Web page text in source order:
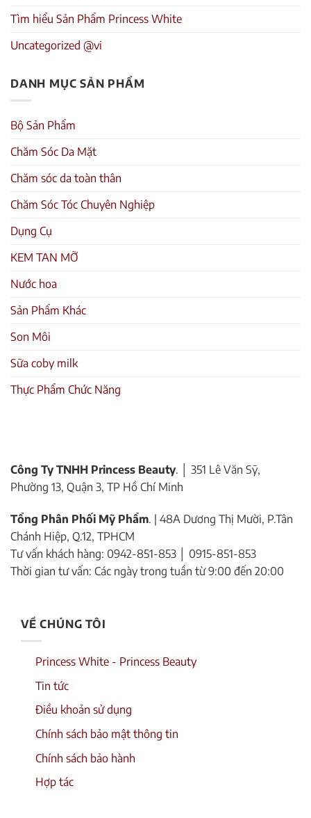
Tìm hiểu Sản Phẩm Princess White
Uncategorized @vi
DANH MỤC SẢN PHẨM
Bộ Sản Phẩm
Chăm Sóc Da Mặt
Chăm sóc da toàn thân
Chăm Sóc Tóc Chuyên Nghiệp
Dụng Cụ
KEM TAN MỠ
Nước hoa
Sản Phẩm Khác
Son Môi
Sữa coby milk
Thực Phẩm Chức Năng
Công Ty TNHH Princess Beauty. │ 351 Lê Văn Sỹ,
Phường 13, Quận 3, TP Hồ Chí Minh
Tổng Phân Phối Mỹ Phẩm. | 48A Dương Thị Mười, P.Tân
Chánh Hiệp, Q.12, TPHCM
Tư vấn khách hàng: 0942-851-853 │ 0915-851-853
Thời gian tư vấn: Các ngày trong tuần từ 9:00 đến 20:00
VỀ CHÚNG TÔI
Princess White - Princess Beauty
Tin tức
Điều khoản sử dụng
Chính sách bảo mật thông tin
Chính sách bảo hành
Hợp tác